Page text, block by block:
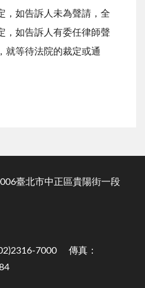
，如告訴人未為聲請，全
，如告訴人有委任律師聲
就等待法院的裁定或通
臺北市中正區貴陽街一段
7000 傳真：